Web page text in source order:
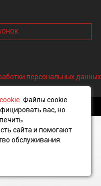
персональных данных
компания, 2016 ©
cookie . Файлы cookie
вас, но
сайта и помогают
обслуживания.